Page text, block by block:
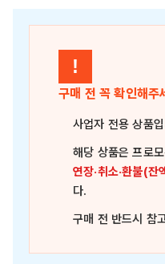
!
구매 전 꼭 확인해주
사업자 전용 상품
해당 상품은프로
연장·취소·환불(잔
다.
구매 전 반드시 참